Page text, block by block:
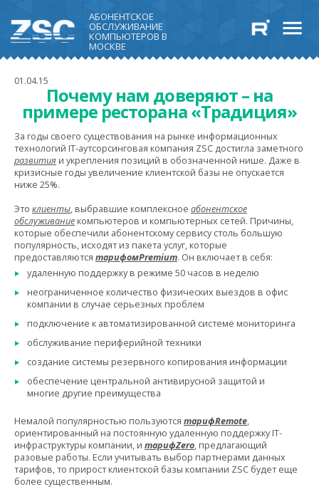
АБОНЕНТСКОЕ
ОБСЛУЖИВАНИЕ
КОМПЬЮТЕРОВ В
МОСКВЕ
01.04.15
Почему нам доверяют – на
примере ресторана «Традиция»
За годы своего существования на рынке информационных
технологий IT-аутсорсинговая компания ZSC достигла заметного
развития и укрепления позиций в обозначенной нише. Даже в
кризисные годы увеличение клиентской базы не опускается
ниже 25%.
Это клиенты, выбравшие комплексное абонентское
обслуживание компьютеров и компьютерных сетей. Причины,
которые обеспечили абонентскому сервису столь большую
популярность, исходят из пакета услуг, которые
предоставляются тарифомPremium. Он включает в себя:
удаленную поддержку в режиме 50 часов в неделю
неограниченное количество физических выездов в офис
компании в случае серьезных проблем
подключение к автоматизированной системе мониторинга
обслуживание периферийной техники
создание системы резервного копирования информации
обеспечение центральной антивирусной защитой и
многие другие преимущества
Немалой популярностью пользуются тарифRemote,
ориентированный на постоянную удаленную поддержку IT-
инфраструктуры компании, и тарифZero, предлагающий
разовые работы. Если учитывать выбор партнерами данных
тарифов, то прирост клиентской базы компании ZSC будет еще
более существенным.